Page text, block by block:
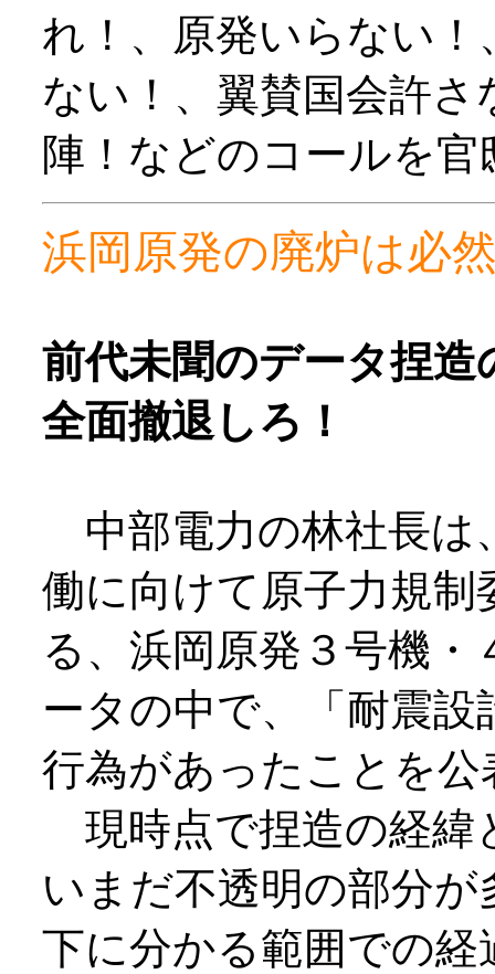
れ！、原発いらない
ない！、翼賛国会許
陣！などのコールを
浜岡原発の廃炉は必
前代未聞のデータ捏
全面撤退しろ！
中部電力の林社長は
働に向けて原子力規
る、浜岡原発３号機
ータの中で、「耐震
行為があったことを公
現時点で捏造の経緯
いまだ不透明の部分
下に分かる範囲での経